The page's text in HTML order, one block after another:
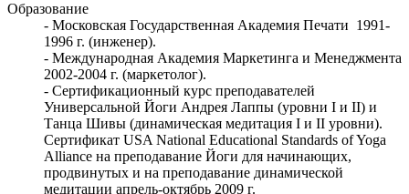
Образование
- Московская Государственная Академия Печати 1991-
1996 г. (инженер).
- Международная Академия Маркетинга и Менеджмента
2002-2004 г. (маркетолог).
- Сертификационный курс преподавателей
Универсальной Йоги Андрея Лаппы (уровни I и II) и
Танца Шивы (динамическая медитация I и II уровни).
Сертификат USA National Educational Standards of Yoga
Alliance на преподавание Йоги для начинающих,
продвинутых и на преподавание динамической
медитации апрель-октябрь 2009 г.